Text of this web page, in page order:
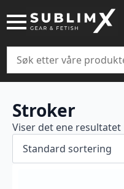
Stroker
Viser det ene resultatet